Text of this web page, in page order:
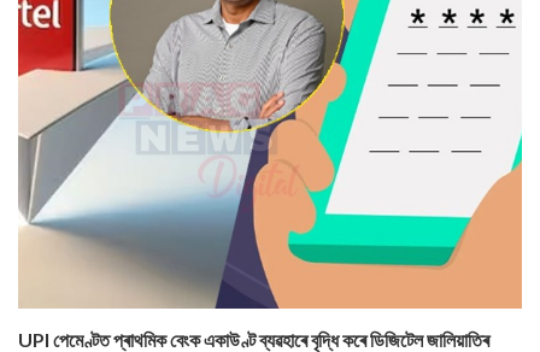
UPI পেমেণ্টত প্ৰাথমিক বেংক একাউণ্ট ব্যৱহাৰে বৃদ্ধি কৰে ডিজিটেল জালিয়াতিৰ